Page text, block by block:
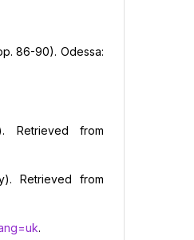
86-90). Odessa:
Retrieved from
Retrieved from
.